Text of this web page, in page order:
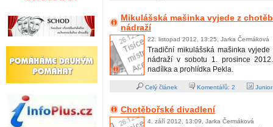
Mikulášská mašinka vyjede z
nádraží
22. listopad 2012, 13:25, Jarka Čermáková
Tradiční mikulášská mašinka vyjede
nádraží v sobotu 1. prosince
nadílka a prohlídka Pekla.
Celý článek Komentářů: 2
Chotěbořské divadlení
4. září 2012, 13:09, Jarka Čermáková